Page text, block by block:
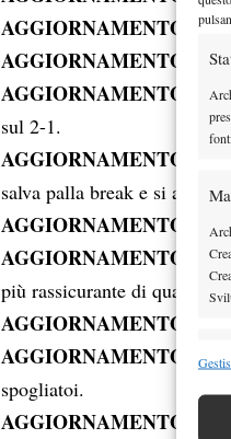
AGGIORNAMENTO
AGGIORNAMENTO
AGGIORNAMENTO
sul 2-1.
AGGIORNAMENTO 20.29
salva palla break e si
AGGIORNAMENTO
AGGIORNAMENTO
più rassicurante di qualche
AGGIORNAMENTO 20.22
AGGIORNAMENTO
spogliatoi.
AGGIORNAMENTO 20.15